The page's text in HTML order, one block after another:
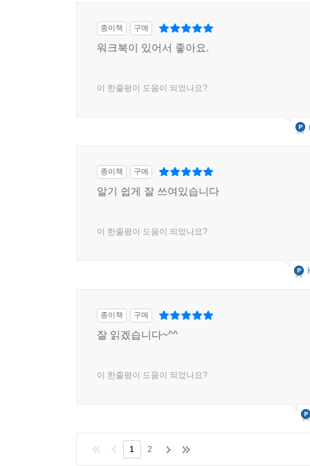
종이책 구매
워크북이 있어서 좋아요.
이 한줄평이 도움이 되었나요?
종이책 구매
알기 쉽게 잘 쓰여있습니다
이 한줄평이 도움이 되었나요?
종이책 구매
잘 읽겠습니다~^^
이 한줄평이 도움이 되었나요?
1 2